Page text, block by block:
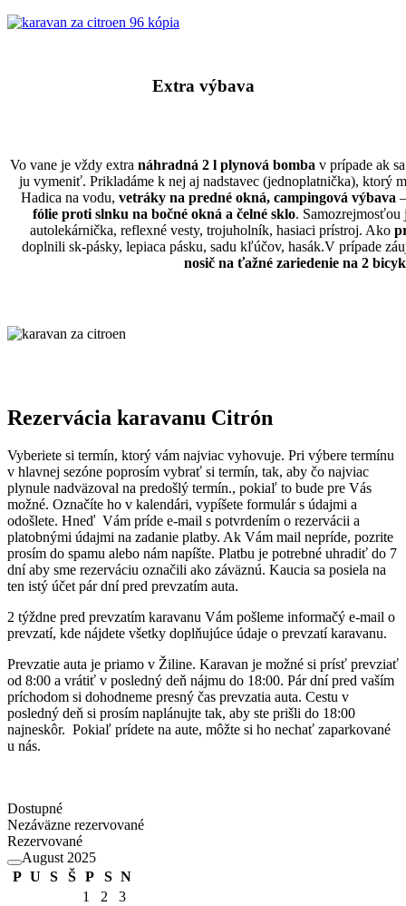
Extra výbava
Vo vane je vždy extra náhradná 2 l plynová bomba v prípade ak
ju vymeniť. Prikladáme k nej aj nadstavec (jednoplatnička), ktorý
Hadica na vodu, vetráky na predné okná, campingová výbava
fólie proti slnku na bočné okná a čelné sklo.
autolekárnička, reflexné vesty, trojuholník, hasiaci prístroj. Ako
doplnili sk-pásky, lepiaca pásku, sadu kľúčov, hasák.V prípade
nosič na ťažné zariedenie na 2
Rezervácia karavanu Citrón
Vyberiete si termín, ktorý vám najviac vyhovuje. Pri výbere termínu
v hlavnej sezóne poprosím vybrať si termín, tak, aby čo najviac
plynule nadväzoval na predošlý termín., pokiaľ to bude pre Vás
možné. Označíte ho v kalendári, vypíšete formulár s údajmi a
odošlete. Hneď Vám príde e-mail s potvrdením o rezervácii a
platobnými údajmi na zadanie platby. Ak Vám mail nepríde, pozrite
prosím do spamu alebo nám napíšte. Platbu je potrebné uhradiť do 7
dní aby sme rezerváciu označili ako záväznú. Kaucia sa posiela na
ten istý účet pár dní pred prevzatím auta.
2 týždne pred prevzatím karavanu Vám pošleme informačý e-mail o
prevzatí, kde nájdete všetky doplňujúce údaje o prevzatí karavanu.
Prevzatie auta je priamo v Žiline. Karavan je možné si prísť prevziať
od 8:00 a vrátiť v posledný deň nájmu do 18:00. Pár dní pred vaším
príchodom si dohodneme presný čas prevzatia auta. Cestu v
posledný deň si prosím naplánujte tak, aby ste prišli do 18:00
najneskôr. Pokiaľ prídete na aute, môžte si ho nechať zaparkované
u nás.
Dostupné
Nezáväzne rezervované
Rezervované
August 2025
P U S Š P S N
1
2
3